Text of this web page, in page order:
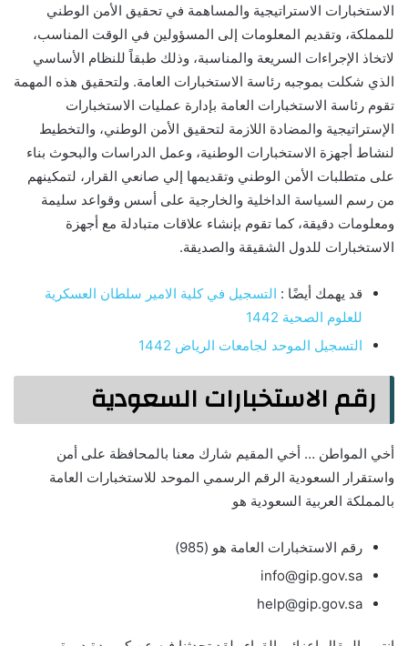
الاستخبارات الاستراتيجية والمساهمة في تحقيق الأمن الوطني
للمملكة، وتقديم المعلومات إلى المسؤولين في الوقت المناسب،
لاتخاذ الإجراءات السريعة والمناسبة، وذلك طبقاً للنظام الأساسي
الذي شكلت بموجبه رئاسة الاستخبارات العامة. ولتحقيق هذه المهمة
تقوم رئاسة الاستخبارات العامة بإدارة عمليات الاستخبارات
الإستراتيجية والمضادة اللازمة لتحقيق الأمن الوطني، والتخطيط
لنشاط أجهزة الاستخبارات الوطنية، وعمل الدراسات والبحوث بناء
على متطلبات الأمن الوطني وتقديمها إلي صانعي القرار، لتمكينهم
من رسم السياسة الداخلية والخارجية على أسس وقواعد سليمة
ومعلومات دقيقة، كما تقوم بإنشاء علاقات متبادلة مع أجهزة
الاستخبارات للدول الشقيقة والصديقة.
قد يهمك أيضًا : التسجيل في كلية الامير سلطان العسكرية
للعلوم الصحية 1442
التسجيل الموحد لجامعات الرياض 1442
رقم الاستخبارات السعودية
أخي المواطن … أخي المقيم شارك معنا بالمحافظة على أمن
واستقرار السعودية الرقم الرسمي الموحد للاستخبارات العامة
بالمملكة العربية السعودية هو
رقم الاستخبارات العامة هو (985)
info@gip.gov.sa
help@gip.gov.sa